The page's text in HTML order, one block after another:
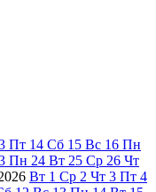
Пт 14 Сб 15 Вс 16 Пн
Пн 24 Вт 25 Ср 26 Чт
Вт 1 Ср 2 Чт 3 Пт 4